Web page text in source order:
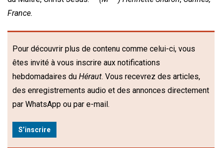
France.
Pour découvrir plus de contenu comme celui-ci, vous
êtes invité à vous inscrire aux notifications
hebdomadaires du Héraut. Vous recevrez des articles,
des enregistrements audio et des annonces directement
par WhatsApp ou par e-mail.
S’inscrire